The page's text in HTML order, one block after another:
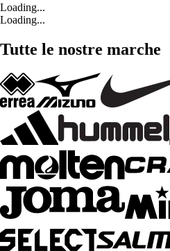
Loading...
Loading...
Tutte le nostre marche